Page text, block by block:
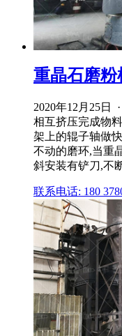
重晶石磨粉
2020年12月25日
相互挤压完成物
架上的辊子轴做
不动的磨环,当重
斜安装有铲刀,不
联系电话: 180